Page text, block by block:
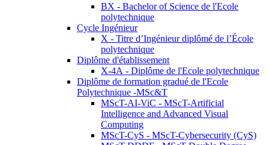
BX - Bachelor of Science de l'Ecole
polytechnique
Cycle Ingénieur
X - Titre d’Ingénieur diplômé de l’École
polytechnique
Diplôme d'établissement
X-4A - Diplôme de l'Ecole polytechnique
Diplôme de formation gradué de l'Ecole
Polytechnique -MSc&T
MScT-AI-ViC - MScT-Artificial
Intelligence and Advanced Visual
Computing
MScT-CyS - MScT-Cybersecurity (CyS)